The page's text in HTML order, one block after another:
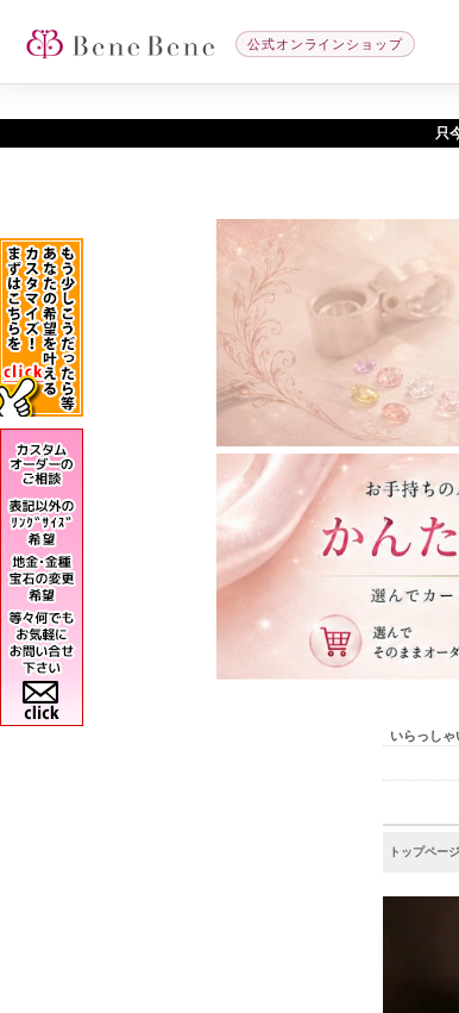
只
公式オンラインショップ
いらっし
トップペー